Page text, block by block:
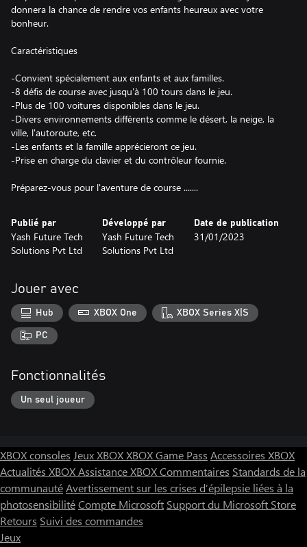
donnera la chance de rendre vos enfants heureux avec votre
bonheur.
Caractéristiques
-Convient spécialement aux enfants et aux familles.
-8 défis de course avec jusqu'à 100 tours dans le jeu.
-Plus de 100 voitures disponibles dans le jeu.
-Divers environnements différents comme le désert, la neige, la
ville, l'autoroute, etc.
-Les enfants et la famille apprécieront ce jeu.
-Prise en charge du clavier et du contrôleur fournie.
Préparez-vous pour l'aventure de course .......
Publié par
Yash Future Tech
Solutions Pvt Ltd
Développé par
Yash Future Tech
Solutions Pvt Ltd
Date de publication
31/01/2023
Jouer avec
Hub XBOX One XBOX Series X|S
PC
Fonctionnalités
Un seul joueur
XBOX consoles Jeux XBOXXBOX Game Pass Accessoires XBOX
Actualités XBOXAssistance XBOXCommentaires Standards de la
communautéAvertissement sur les crises d’épilepsie liées à la
photosensibilitéCompte Microsoft Support du Microsoft Store
Retours Suivi des commandes
Jeux